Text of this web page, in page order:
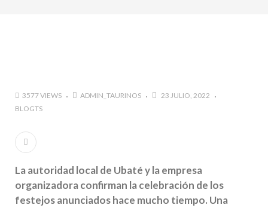
3577 VIEWS ADMIN_TAURINOS
23 JULIO, 2022
BLOGTS
La autoridad local de Ubaté y la empresa
organizadora confirman la celebración de los
festejos anunciados hace mucho tiempo. Una